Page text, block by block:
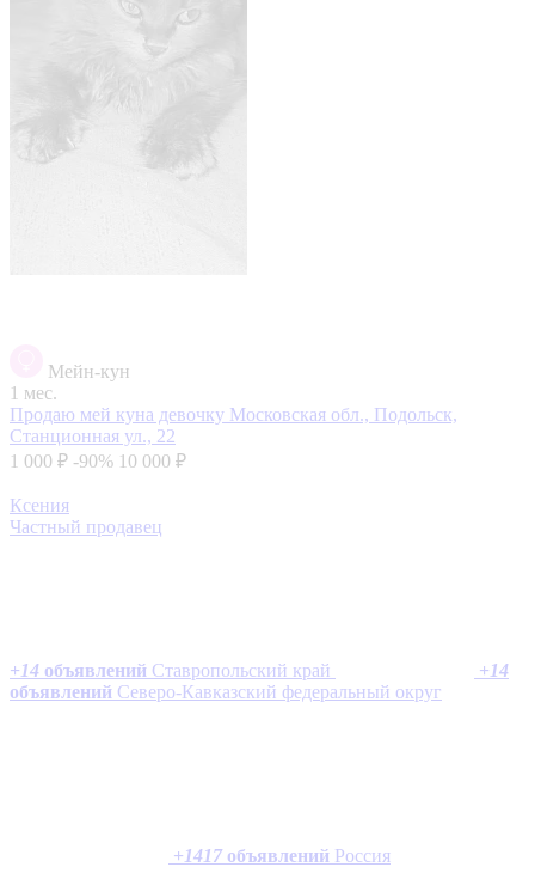
Мейн-кун
1 мес.
Продаю мей куна девочку Московская обл., Подольск,
Станционная ул., 22
1 000 ₽ -90% 10 000 ₽
Ксения
Частный продавец
+14 объявлений Ставропольский край +14
объявлений Северо-Кавказский федеральный округ
+1417 объявлений Россия